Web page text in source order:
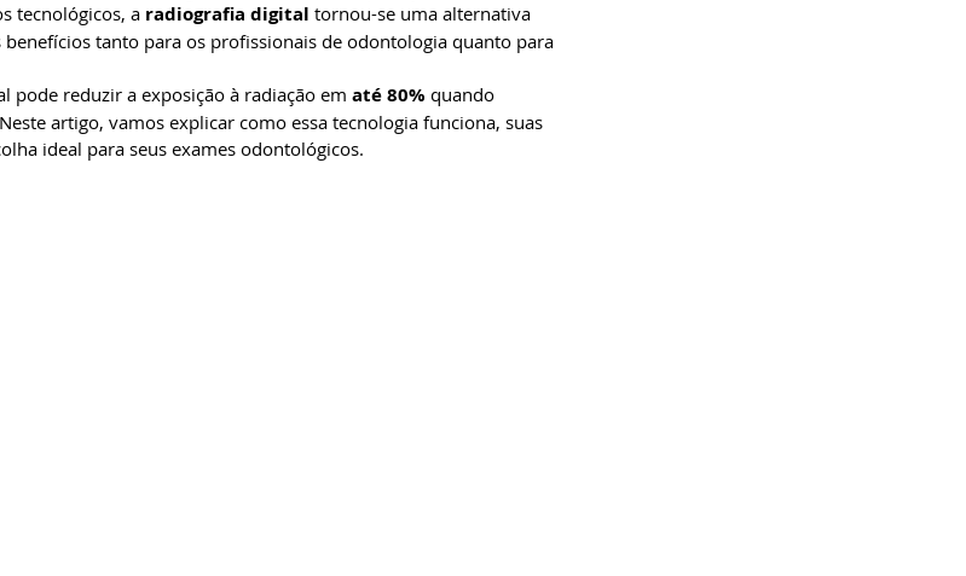
tecnológicos, a radiografia digital tornou-se uma alternativa
tanto para os profissionais de odontologia quanto para
pode reduzir a exposição à radiação em até 80% quando
artigo, vamos explicar como essa tecnologia funciona, suas
ideal para seus exames odontológicos.